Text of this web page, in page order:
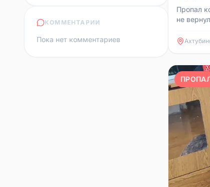
КОММЕНТАРИИ
Пока нет комментариев
Пропал
не
с